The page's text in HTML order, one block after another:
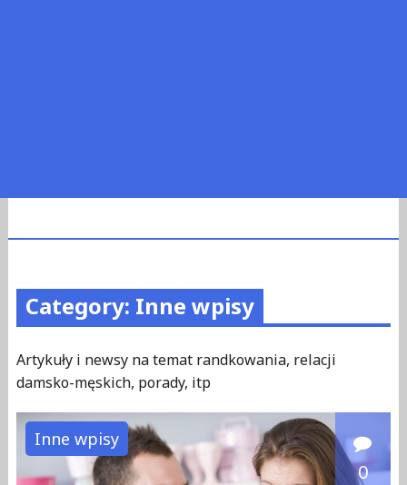
Category: Inne wpisy
Artykuły i newsy na temat randkowania, relacji
damsko-męskich, porady, itp
Inne wpisy
0